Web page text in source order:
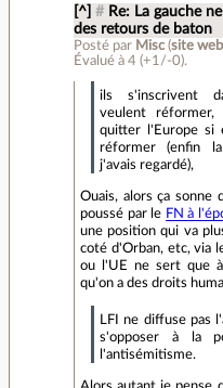
[^] # Re: La gauche
des retours de baton
Posté par Misc(site
Évalué à4 (+1/-0).
ils s'inscrivent
veulent
quitter l'Europe si
réformer (enfin
j'avais regardé),
Ouais, alors ça sonne
poussé par le FN à
une position qui va
coté d'Orban, etc, via
ou l'UE ne sert que
qu'on a des droits
LFI ne diffuse pas
s'opposer à la
l'antisémitisme.